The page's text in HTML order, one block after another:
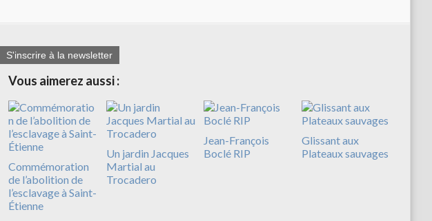
S'inscrire à la newsletter
Vous aimerez aussi :
Commémoration
de l’abolition de
l’esclavage à Saint-
Étienne
Un jardin Jacques
Martial au
Trocadero
Jean-François
Boclé RIP
Glissant aux
Plateaux sauvages